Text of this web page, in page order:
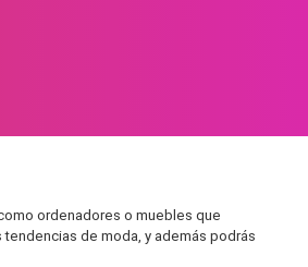
ordenadores o muebles que
de moda, y además podrás